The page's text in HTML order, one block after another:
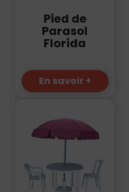
Pied de
Parasol
Florida
En savoir +